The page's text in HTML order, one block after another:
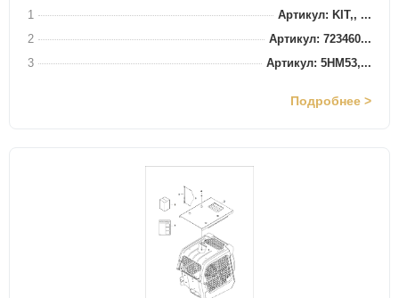
1
Артикул: KIT,, ...
2
Артикул: 723460...
3
Артикул: 5HM53,...
Подробнее >